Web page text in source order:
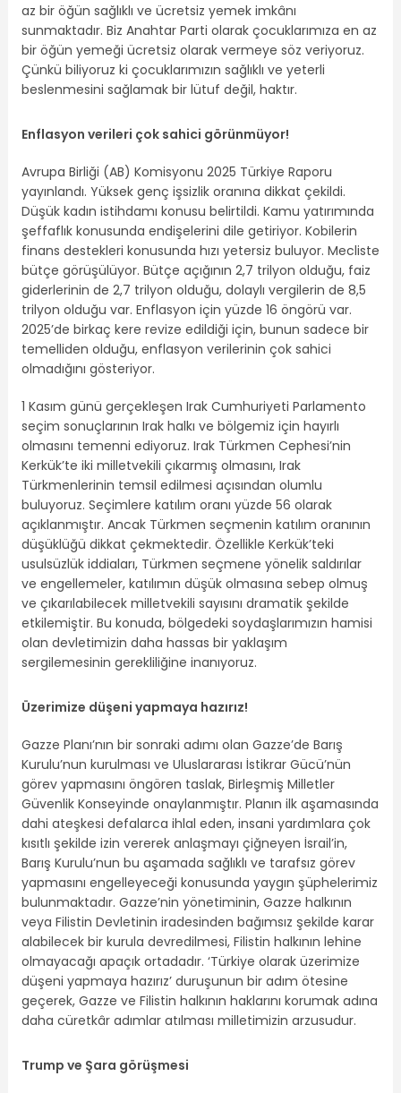
az bir öğün sağlıklı ve ücretsiz yemek imkânı
sunmaktadır. Biz Anahtar Parti olarak çocuklarımıza en az
bir öğün yemeği ücretsiz olarak vermeye söz veriyoruz.
Çünkü biliyoruz ki çocuklarımızın sağlıklı ve yeterli
beslenmesini sağlamak bir lütuf değil, haktır.
Enflasyon verileri çok sahici görünmüyor!
Avrupa Birliği (AB) Komisyonu 2025 Türkiye Raporu
yayınlandı. Yüksek genç işsizlik oranına dikkat çekildi.
Düşük kadın istihdamı konusu belirtildi. Kamu yatırımında
şeffaflık konusunda endişelerini dile getiriyor. Kobilerin
finans destekleri konusunda hızı yetersiz buluyor. Mecliste
bütçe görüşülüyor. Bütçe açığının 2,7 trilyon olduğu, faiz
giderlerinin de 2,7 trilyon olduğu, dolaylı vergilerin de 8,5
trilyon olduğu var. Enflasyon için yüzde 16 öngörü var.
2025’de birkaç kere revize edildiği için, bunun sadece bir
temelliden olduğu, enflasyon verilerinin çok sahici
olmadığını gösteriyor.
1 Kasım günü gerçekleşen Irak Cumhuriyeti Parlamento
seçim sonuçlarının Irak halkı ve bölgemiz için hayırlı
olmasını temenni ediyoruz. Irak Türkmen Cephesi’nin
Kerkük’te iki milletvekili çıkarmış olmasını, Irak
Türkmenlerinin temsil edilmesi açısından olumlu
buluyoruz. Seçimlere katılım oranı yüzde 56 olarak
açıklanmıştır. Ancak Türkmen seçmenin katılım oranının
düşüklüğü dikkat çekmektedir. Özellikle Kerkük’teki
usulsüzlük iddiaları, Türkmen seçmene yönelik saldırılar
ve engellemeler, katılımın düşük olmasına sebep olmuş
ve çıkarılabilecek milletvekili sayısını dramatik şekilde
etkilemiştir. Bu konuda, bölgedeki soydaşlarımızın hamisi
olan devletimizin daha hassas bir yaklaşım
sergilemesinin gerekliliğine inanıyoruz.
Üzerimize düşeni yapmaya hazırız!
Gazze Planı’nın bir sonraki adımı olan Gazze’de Barış
Kurulu’nun kurulması ve Uluslararası İstikrar Gücü’nün
görev yapmasını öngören taslak, Birleşmiş Milletler
Güvenlik Konseyinde onaylanmıştır. Planın ilk aşamasında
dahi ateşkesi defalarca ihlal eden, insani yardımlara çok
kısıtlı şekilde izin vererek anlaşmayı çiğneyen İsrail’in,
Barış Kurulu’nun bu aşamada sağlıklı ve tarafsız görev
yapmasını engelleyeceği konusunda yaygın şüphelerimiz
bulunmaktadır. Gazze’nin yönetiminin, Gazze halkının
veya Filistin Devletinin iradesinden bağımsız şekilde karar
alabilecek bir kurula devredilmesi, Filistin halkının lehine
olmayacağı apaçık ortadadır. ‘Türkiye olarak üzerimize
düşeni yapmaya hazırız’ duruşunun bir adım ötesine
geçerek, Gazze ve Filistin halkının haklarını korumak adına
daha cüretkâr adımlar atılması milletimizin arzusudur.
Trump ve Şara görüşmesi